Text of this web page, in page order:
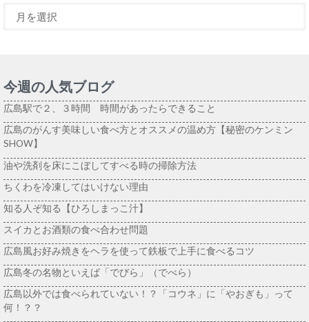
今週の人気ブログ
広島駅で２、３時間 時間があったらできること
広島のがんす美味しい食べ方とオススメの温め方【秘密のケンミン
SHOW】
油や洗剤を床にこぼしてすべる時の掃除方法
ちくわを冷凍してはいけない理由
知る人ぞ知る【ひろしまっこ汁】
スイカとお酒類の食べ合わせ問題
広島風お好み焼きをヘラを使って鉄板で上手に食べるコツ
広島冬の名物といえば「でびら」（でべら）
広島以外では食べられていない！？「コウネ」に「やおぎも」って
何！？？